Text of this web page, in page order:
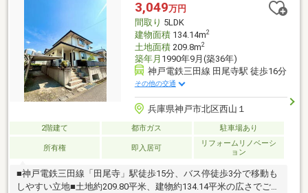
3,049万円
間取り 5LDK
建物面積134.14m2
土地面積209.8m2
築年月 1990年9月(築36年)
神戸電鉄三田線 田尾寺駅 徒歩16分
その他の交通
兵庫県神戸市北区西山１
2階建て 都市ガス 駐車場あり
所有権 即入居可
リフォームリノベーシ
ョン
■神戸電鉄三田線「田尾寺」駅徒歩15分、バス停徒歩3分で移動も
しやすい立地■土地約209.80平米、建物約134.14平米の広さでご家